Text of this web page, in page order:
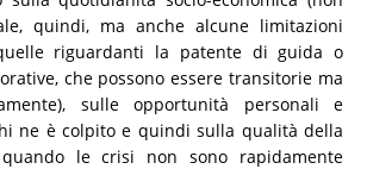
quindi, ma anche alcune limitazioni
riguardanti la patente di guida o
che possono essere transitorie ma
sulle opportunità personali e
ne è colpito e quindi sulla qualità della
le crisi non sono rapidamente